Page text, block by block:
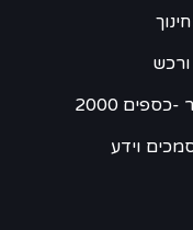
2000
וידע